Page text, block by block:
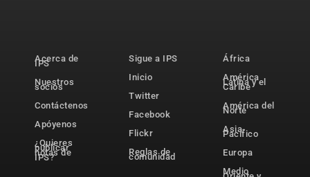
Acerca de
IPS
Nuestros
socios
Contáctenos
Apóyenos
¿Quieres
publicar
notas de
IPS?
Sigue a IPS
Inicio
Twitter
Facebook
Flickr
Reglas de
comunidad
África
América
Latina y el
Caribe
América del
Norte
Asia-
Pacífico
Europa
Medio